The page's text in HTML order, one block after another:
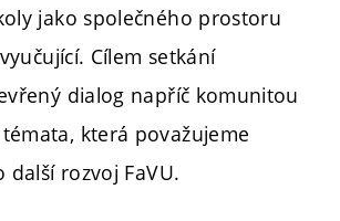
jako společného prostoru
Cílem setkání
dialog napříč komunitou
která považujeme
další rozvoj FaVU.